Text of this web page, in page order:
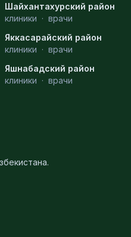
Шайхантахурский район
клиники · врачи
Яккасарайский район
клиники · врачи
Яшнабадский район
клиники · врачи